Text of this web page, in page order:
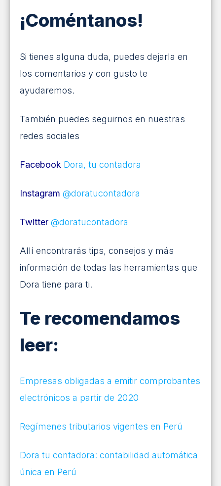
¡Coméntanos!
Si tienes alguna duda, puedes dejarla en
los comentarios y con gusto te
ayudaremos.
También puedes seguirnos en nuestras
redes sociales
Facebook Dora, tu contadora
Instagram @doratucontadora
Twitter @doratucontadora
Allí encontrarás tips, consejos y más
información de todas las herramientas que
Dora tiene para ti.
Te recomendamos
leer:
Empresas obligadas a emitir comprobantes
electrónicos a partir de 2020
Regímenes tributarios vigentes en Perú
Dora tu contadora: contabilidad automática
única en Perú